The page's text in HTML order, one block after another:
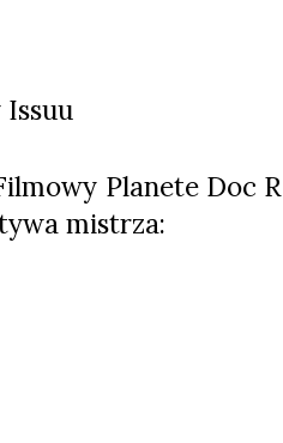
Issuu
Planete Doc
mistrza: